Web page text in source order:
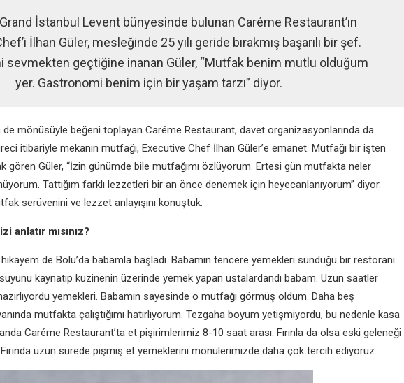
İstanbul Levent bünyesinde bulunan Caréme Restaurant’ın
İlhan Güler, mesleğinde 25 yılı geride bırakmış başarılı bir şef.
sevmekten geçtiğine inanan Güler, “Mutfak benim mutlu olduğum
yer. Gastronomi benim için bir yaşam tarzı” diyor.
mönüsüyle beğeni toplayan Caréme Restaurant, davet organizasyonlarında da
itibariyle mekanın mutfağı, Executive Chef İlhan Güler’e emanet. Mutfağı bir işten
gören Güler, “İzin günümde bile mutfağımı özlüyorum. Ertesi gün mutfakta neler
Tattığım farklı lezzetleri bir an önce denemek için heyecanlanıyorum” diyor.
serüvenini ve lezzet anlayışını konuştuk.
anlatır mısınız?
de Bolu’da babamla başladı. Babamın tencere yemekleri sunduğu bir restoranı
kaynatıp kuzinenin üzerinde yemek yapan ustalardandı babam. Uzun saatler
yemekleri. Babamın sayesinde o mutfağı görmüş oldum. Daha beş
mutfakta çalıştığımı hatırlıyorum. Tezgaha boyum yetişmiyordu, bu nedenle kasa
Caréme Restaurant’ta et pişirimlerimiz 8-10 saat arası. Fırınla da olsa eski geleneği
uzun sürede pişmiş et yemeklerini mönülerimizde daha çok tercih ediyoruz.